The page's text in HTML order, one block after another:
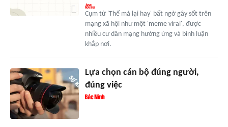
Cụm từ 'Thế mà lại hay' bất ngờ gây sốt trên
mạng xã hội như một 'meme viral', được
nhiều cư dân mạng hưởng ứng và bình luận
khắp nơi.
Lựa chọn cán bộ đúng người,
đúng việc